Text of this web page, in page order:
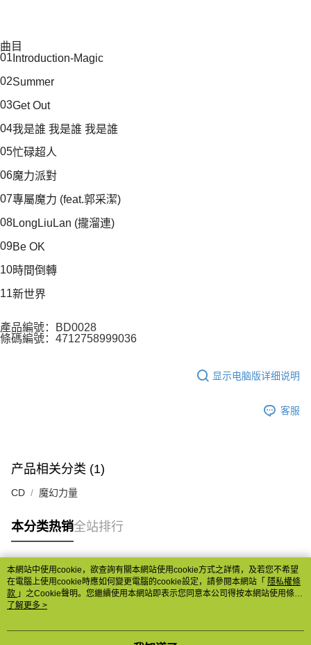
曲目
01 Introduction-Magic
02Summer
03Get Out
04我是誰 我是誰 我是誰
05忙碌超人
06魔力派對
07專屬魔力 (feat.郭采潔)
08LongLiuLan (攏溜連)
09Be OK
10時間倒轉
11新世界
產品編號：BD0028
條碼編號：4712758999036
显示电脑版详细说明
客服
产品相关分类 (1)
CD 魔幻力量
本分类热销全站排行
热门标签
本網站中使用cookie，欲查詢有關本網站使用cookie方式之詳情，及若您不希望
在電腦上使用cookie時應如何變更電腦的cookie設定，請參閱本網站「 隱私權條
款 」之Cookie聲明。您繼續使用本網站即表示您同意本公司得按本網站使用條款
之Cookie聲明使用cookie。
了解更多 >